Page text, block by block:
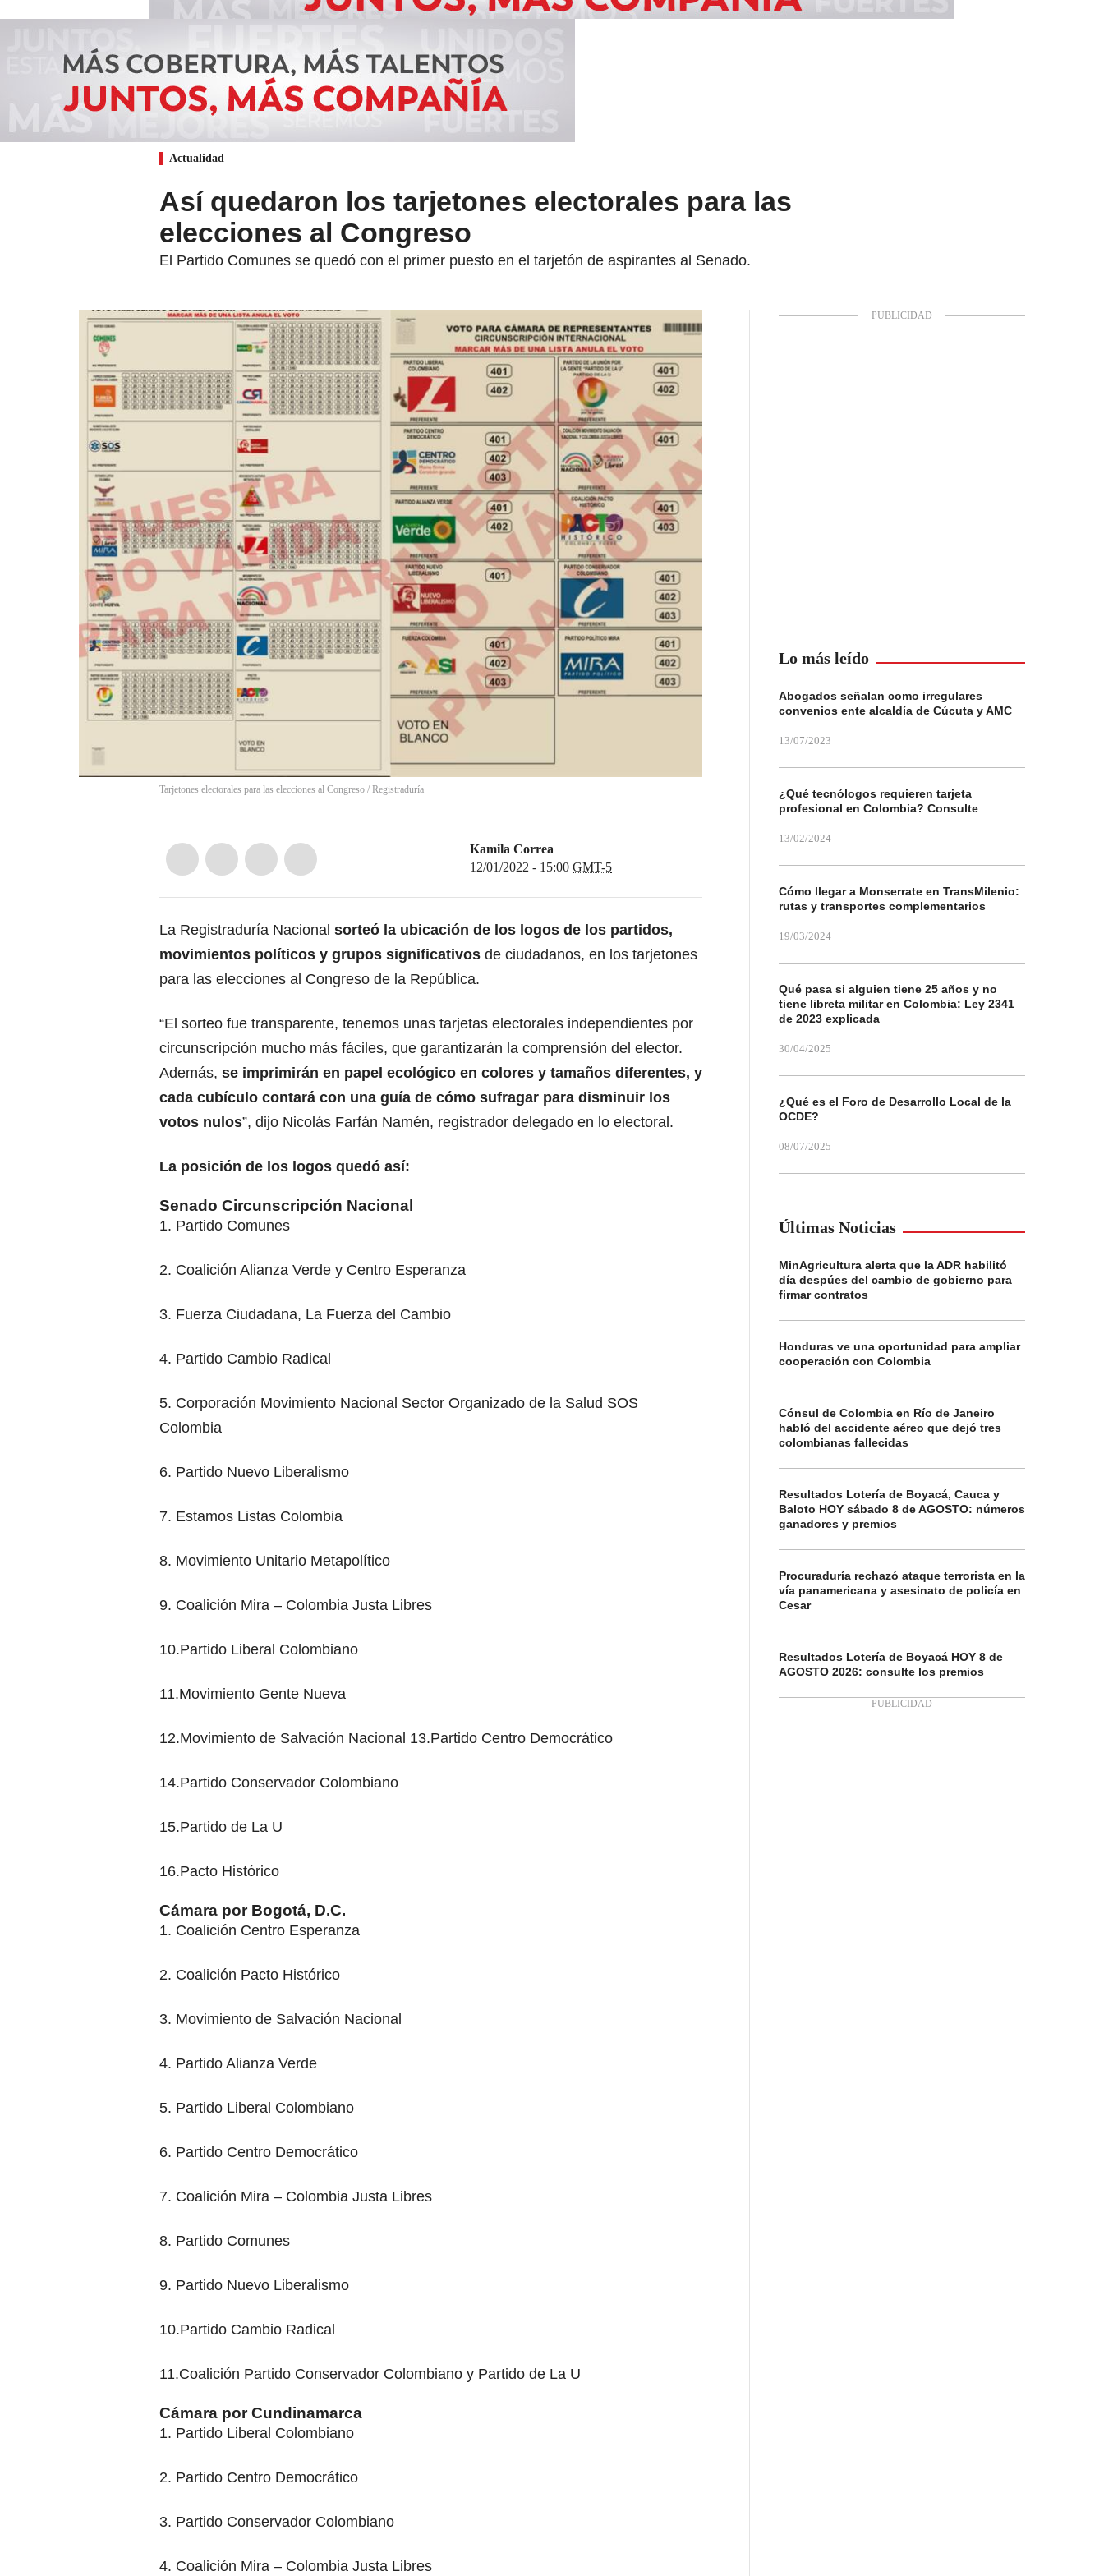
Actualidad
Así quedaron los tarjetones electorales para las
elecciones al Congreso
El Partido Comunes se quedó con el primer puesto en el tarjetón de aspirantes al Senado.
Tarjetones electorales para las elecciones al Congreso / Registraduría
Kamila Correa
12/01/2022 - 15:00 GMT-5
La Registraduría Nacional sorteó la ubicación de los logos de los partidos,
movimientos políticos y grupos significativos de ciudadanos, en los tarjetones
para las elecciones al Congreso de la República.
“El sorteo fue transparente, tenemos unas tarjetas electorales independientes por
circunscripción mucho más fáciles, que garantizarán la comprensión del elector.
Además, se imprimirán en papel ecológico en colores y tamaños diferentes, y
cada cubículo contará con una guía de cómo sufragar para disminuir los
votos nulos”, dijo Nicolás Farfán Namén, registrador delegado en lo electoral.
La posición de los logos quedó así:
Senado Circunscripción Nacional
1. Partido Comunes
2. Coalición Alianza Verde y Centro Esperanza
3. Fuerza Ciudadana, La Fuerza del Cambio
4. Partido Cambio Radical
5. Corporación Movimiento Nacional Sector Organizado de la Salud SOS
Colombia
6. Partido Nuevo Liberalismo
7. Estamos Listas Colombia
8. Movimiento Unitario Metapolítico
9. Coalición Mira – Colombia Justa Libres
10.Partido Liberal Colombiano
11.Movimiento Gente Nueva
12.Movimiento de Salvación Nacional 13.Partido Centro Democrático
14.Partido Conservador Colombiano
15.Partido de La U
16.Pacto Histórico
Cámara por Bogotá, D.C.
1. Coalición Centro Esperanza
2. Coalición Pacto Histórico
3. Movimiento de Salvación Nacional
4. Partido Alianza Verde
5. Partido Liberal Colombiano
6. Partido Centro Democrático
7. Coalición Mira – Colombia Justa Libres
8. Partido Comunes
9. Partido Nuevo Liberalismo
10.Partido Cambio Radical
11.Coalición Partido Conservador Colombiano y Partido de La U
Cámara por Cundinamarca
1. Partido Liberal Colombiano
2. Partido Centro Democrático
3. Partido Conservador Colombiano
4. Coalición Mira – Colombia Justa Libres
Lo más leído
Abogados señalan como irregulares
convenios ente alcaldía de Cúcuta y AMC
13/07/2023
¿Qué tecnólogos requieren tarjeta
profesional en Colombia? Consulte
13/02/2024
Cómo llegar a Monserrate en TransMilenio:
rutas y transportes complementarios
19/03/2024
Qué pasa si alguien tiene 25 años y no
tiene libreta militar en Colombia: Ley 2341
de 2023 explicada
30/04/2025
¿Qué es el Foro de Desarrollo Local de la
OCDE?
08/07/2025
Últimas Noticias
MinAgricultura alerta que la ADR habilitó
día despúes del cambio de gobierno para
firmar contratos
Honduras ve una oportunidad para ampliar
cooperación con Colombia
Cónsul de Colombia en Río de Janeiro
habló del accidente aéreo que dejó tres
colombianas fallecidas
Resultados Lotería de Boyacá, Cauca y
Baloto HOY sábado 8 de AGOSTO: números
ganadores y premios
Procuraduría rechazó ataque terrorista en la
vía panamericana y asesinato de policía en
Cesar
Resultados Lotería de Boyacá HOY 8 de
AGOSTO 2026: consulte los premios